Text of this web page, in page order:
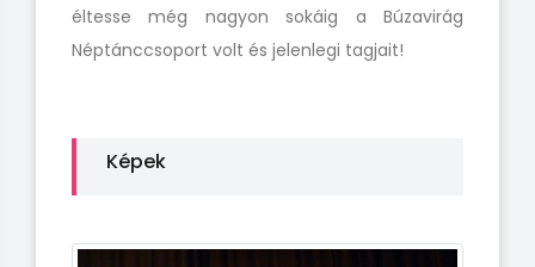
éltesse még nagyon sokáig a Búzavirág
Néptánccsoport volt és jelenlegi tagjait!
Képek